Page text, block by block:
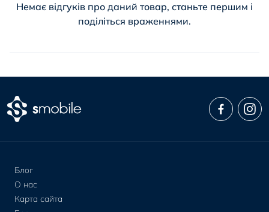
Немає відгуків про даний товар, станьте першим і
поділіться враженнями.
Блог
О нас
Карта сайта